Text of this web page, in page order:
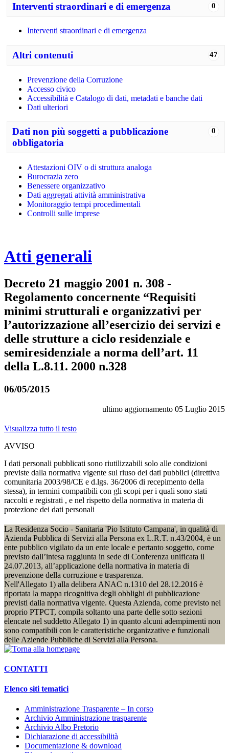
0
Interventi straordinari e di emergenza
Interventi straordinari e di emergenza
47
Altri contenuti
Prevenzione della Corruzione
Accesso civico
Accessibilità e Catalogo di dati, metadati e banche dati
Dati ulteriori
0
Dati non più soggetti a pubblicazione
obbligatoria
Attestazioni OIV o di struttura analoga
Burocrazia zero
Benessere organizzativo
Dati aggregati attività amministrativa
Monitoraggio tempi procedimentali
Controlli sulle imprese
Atti generali
Decreto 21 maggio 2001 n. 308 -
Regolamento concernente “Requisiti
minimi strutturali e organizzativi per
l’autorizzazione all’esercizio dei servizi e
delle strutture a ciclo residenziale e
semiresidenziale a norma dell’art. 11
della L.8.11. 2000 n.328
06/05/2015
ultimo aggiornamento 05 Luglio 2015
Visualizza tutto il testo
AVVISO
I dati personali pubblicati sono riutilizzabili solo alle condizioni
previste dalla normativa vigente sul riuso dei dati pubblici (direttiva
comunitaria 2003/98/CE e d.lgs. 36/2006 di recepimento della
stessa), in termini compatibili con gli scopi per i quali sono stati
raccolti e registrati , e nel rispetto della normativa in materia di
protezione dei dati personali
La Residenza Socio - Sanitaria 'Pio Istituto Campana', in qualità di
Azienda Pubblica di Servizi alla Persona ex L.R.T. n.43/2004, è un
ente pubblico vigilato da un ente locale e pertanto soggetto, come
previsto dall’intesa raggiunta in sede di Conferenza unificata il
24.07.2013, all’applicazione della normativa in materia di
prevenzione della corruzione e trasparenza.
Nell'Allegato 1) alla delibera ANAC n.1310 del 28.12.2016 è
riportata la mappa ricognitiva degli obblighi di pubblicazione
previsti dalla normativa vigente. Questa Azienda, come previsto nel
proprio PTPCT, compila soltanto una parte delle sotto sezioni
elencate nel suddetto Allegato 1) in quanto alcuni adempimenti non
sono compatibili con le caratteristiche organizzative e funzionali
delle Aziende Pubbliche di Servizi alla Persona.
CONTATTI
Elenco siti tematici
Amministrazione Trasparente – In corso
Archivio Amministrazione trasparente
Archivio Albo Pretorio
Dichiarazione di accessibilità
Documentazione & download